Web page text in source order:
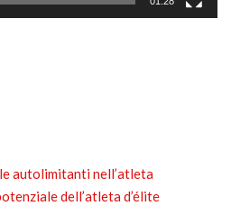
autolimitanti nell’atleta
dell’atleta d’élite